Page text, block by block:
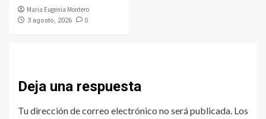
Maria Eugenia Montero
3 agosto, 2026 0
Deja una respuesta
Tu dirección de correo electrónico no será publicada. Los